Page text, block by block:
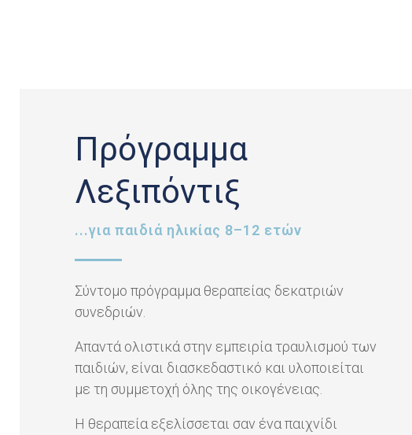
Πρόγραμμα
Λεξιπόντιξ
...για παιδιά ηλικίας 8–12 ετών
Σύντομο πρόγραμμα θεραπείας δεκατριών
συνεδριών.
Απαντά ολιστικά στην εμπειρία τραυλισμού των
παιδιών, είναι διασκεδαστικό και υλοποιείται
με τη συμμετοχή όλης της οικογένειας.
Η θεραπεία εξελίσσεται σαν ένα παιχνίδι